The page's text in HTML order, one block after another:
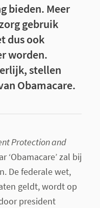
bieden. Meer
gebruik
dus ook
worden.
stellen
Obamacare.
Protection and
‘Obamacare’ zal bij
De federale wet,
geldt, wordt op
president